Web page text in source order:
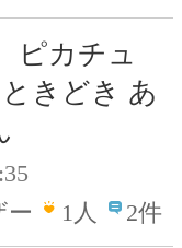
ピカチュ
きどき あ
ー
1人 2件